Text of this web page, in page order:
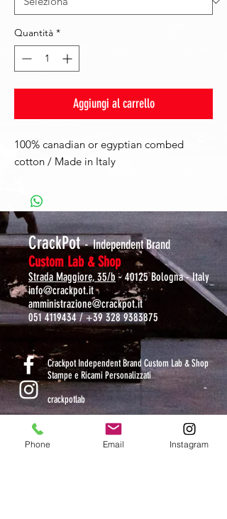
Quantità *
Aggiungi al carrello
100% canadian or egyptian combed
cotton / Made in Italy
CrackPot- Independent Brand
Custom Lab & Shop
Strada Maggiore, 35/b - 40125 Bologna - Italy
info@crackpot.it
amministrazione@crackpot.it
051 4119434/+39 328 9383875
Crackpot Independent Brand Custom Lab & Shop
Stampe e Ricami Personalizzati
crackpotlab
Phone Email Instagram